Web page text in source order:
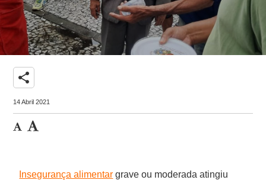
share
14 Abril 2021
Insegurança alimentar grave ou moderada atingiu